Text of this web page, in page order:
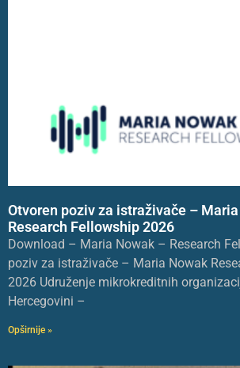
Otvoren poziv za istraživače –
Research Fellowship 2026
Download – Maria Nowak – Research
poziv za istraživače – Maria Nowak
2026 Udruženje mikrokreditnih
Hercegovini –
Opširnije »